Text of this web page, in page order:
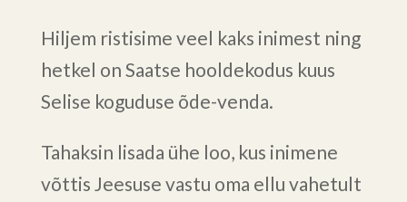
Hiljem ristisime veel kaks inimest ning
hetkel on Saatse hooldekodus kuus
Selise koguduse õde-venda.
Tahaksin lisada ühe loo, kus inimene
võttis Jeesuse vastu oma ellu vahetult